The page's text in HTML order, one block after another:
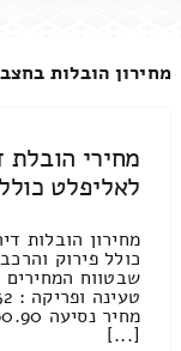
מחירון הובלות
מחירי
לאליפלט
מחירון הובלות
[...]